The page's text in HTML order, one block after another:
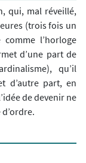
qui, mal réveillé,
(trois fois un
l’horloge
d’une part de
qu’il
d’autre part, en
de devenir ne